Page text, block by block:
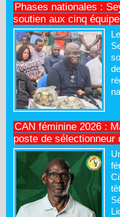
Phases nationales :
soutien aux cinq
CAN féminine 2026 :
poste de sélectionneur